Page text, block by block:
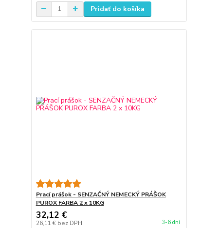
Pridať do košíka
Prací prášok - SENZAČNÝ NEMECKÝ PRÁŠOK
PUROX FARBA 2 x 10KG
32,12 €
26,11 € bez DPH 3-6 dní